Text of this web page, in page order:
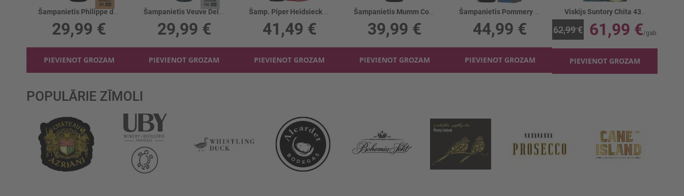
Šampanietis Philippe de Nantheuil Brut 12%
29,99 €
PIEVIENOT GROZAM
Šampanietis Veuve Deloynes Brut 12%
29,99 €
PIEVIENOT GROZAM
Šamp. Piper Heidsieck Cuvee Brut 12% kastē
41,49 €
PIEVIENOT GROZAM
Šampanietis Mumm Cordon 12%
39,99 €
PIEVIENOT GROZAM
Šampanietis Pommery Brut Royal 12.5%
44,99 €
PIEVIENOT GROZAM
Viskijs Suntory Chita 43%
62,99 € 61,99 €
PIEVIENOT GROZAM
POPULĀRIE ZĪMOLI